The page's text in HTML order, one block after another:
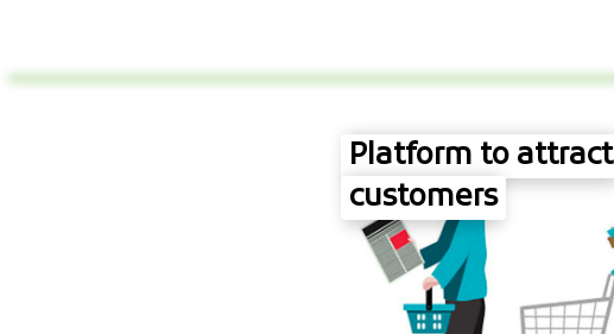
Platform to attract
customers